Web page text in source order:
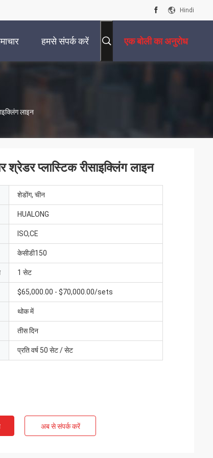
Hindi
हमसे संपर्क करें एक बोली का अनुरोध
लाइन
श्रेडर प्लास्टिक रीसाइक्लिंग लाइन
शेडोंग, चीन
HUALONG
ISO,CE
केसीडी150
1 सेट
$65,000.00 - $70,000.00/sets
थोक में
तीस दिन
प्रति वर्ष 50 सेट / सेट
अब से संपर्क करें